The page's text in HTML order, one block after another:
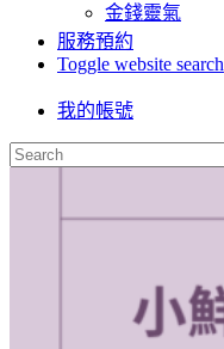
金錢靈氣
服務預約
Toggle website search
我的帳號